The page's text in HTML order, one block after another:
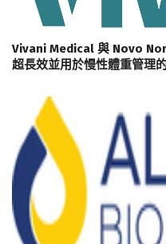
Vivani Medical 與 Novo
超長效並用於慢性體重管理